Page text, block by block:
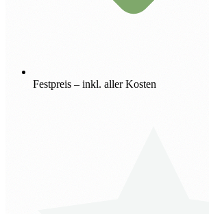
Festpreis – inkl. aller Kosten